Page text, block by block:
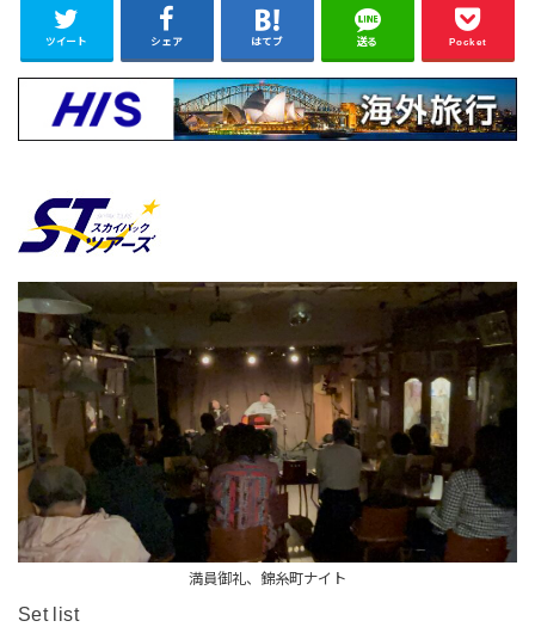
ツイート シェア はてブ 送る Pocket
満員御礼、錦糸町ナイト
Set list